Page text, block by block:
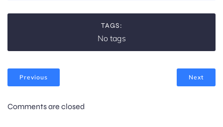
TAGS:
No tags
Previous Next
Comments are closed